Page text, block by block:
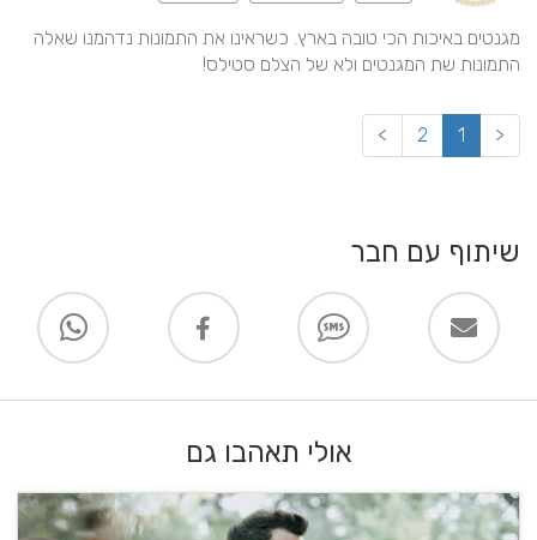
התמונות שת המגנטים ולא של הצלם סטילס!
<
1
2
>
שיתוף עם חבר
אולי תאהבו גם